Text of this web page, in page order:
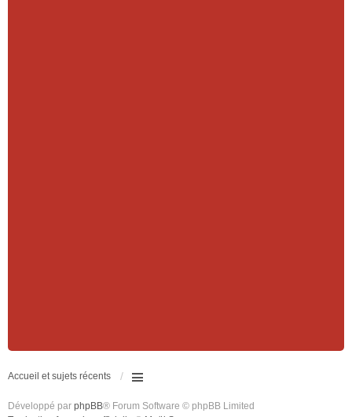
Accueil et sujets récents
Développé par phpBB® Forum Software © phpBB Limited